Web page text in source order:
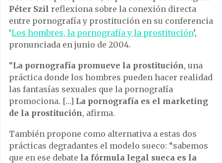
Péter Szil reflexiona sobre la conexión directa
entre pornografía y prostitución en su conferencia
‘Los hombres, la pornografía y la prostitución’,
pronunciada en junio de 2004.
“La pornografía promueve la prostitución, una
práctica donde los hombres pueden hacer realidad
las fantasías sexuales que la pornografía
promociona. […] La pornografía es el marketing
de la prostitución, afirma.
También propone como alternativa a estas dos
prácticas degradantes el modelo sueco: “sabemos
que en ese debate la fórmula legal sueca es la